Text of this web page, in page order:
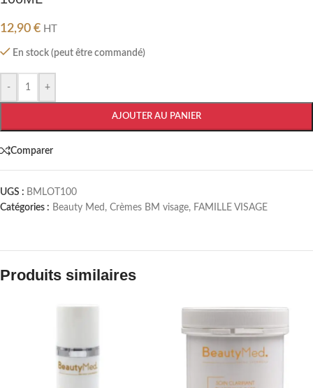
12,90 € HT
En stock (peut être commandé)
- +
AJOUTER AU PANIER
Comparer
UGS : BMLOT100
Catégories : Beauty Med , Crèmes BM visage, FAMILLE VISAGE
Produits similaires